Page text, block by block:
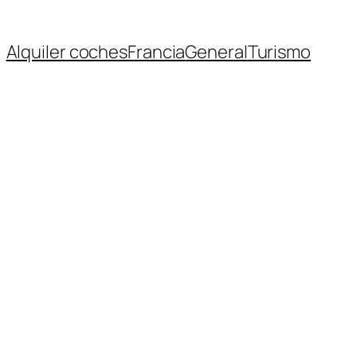
Alquiler cochesFranciaGeneralTurismo